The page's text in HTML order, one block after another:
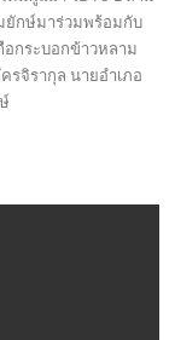
ยักษ์มาร่วมพร้อมกับ
อกระบอกข้าวหลาม
รจิรากุล นายอำเภอ